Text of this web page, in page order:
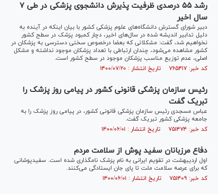
رشد ۵۵ درصدی ظرفیت پذیرش دانشجوی پزشکی در طی ۷
سال اخیر
دبیر شورای گسترش دانشگاه‌های علوم پزشکی کشور با بیان اینکه در آینده به
دلیل تدابیر اندیشه شده در سال‌های اخیر، دچار کمبود پزشک در سطح کشور
نخواهیم شد، گفت: مشکلاتی که بعضا درخصوص سختی دسترسی به پزشکان در
کشور مشاهده می‌شود، چندان ارتباطی با تعداد پزشکان موجود نداشته و مشکل
اصلی، عدم توزیع مناسب پزشکان موجود در سطح کشور است.
کد خبر: ۷۶۵۴۱۷ تاریخ انتشار : ۱۴۰۰/۰۷/۲۰
رئیس سازمان پزشکی قانونی کشور در پیامی روز پزشک را
تبریک گفت
عباس مسجدی رئیس سازمان پزشکی قانونی کشور، در پیامی روز پزشک را به
جامعه پزشکی کشور تبریک گفت.
کد خبر: ۷۵۱۴۷۴ تاریخ انتشار : ۱۴۰۰/۰۶/۰۱
دفاع مرزبانان سفید پوش از سلامت مردم
اول اردیبهشت در تقویم ایرانی به نام پزشک نامگذاری شده است. سفیدپوشانی
که برای عرصه سلامت ملت تا پای جان ایستادگی می‌کنند.
کد خبر: ۷۵۱۴۰۹ تاریخ انتشار : ۱۴۰۰/۰۶/۰۱